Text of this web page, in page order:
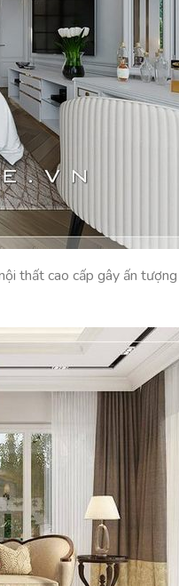
thất cao cấp gây ấn